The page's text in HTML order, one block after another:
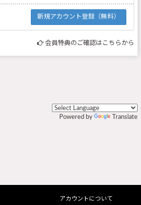
会員特典のご確認はこちらから
Powered by Translate
アカウントについて